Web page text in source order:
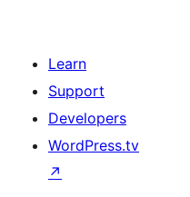
Learn
Support
Developers
WordPress.tv
↗